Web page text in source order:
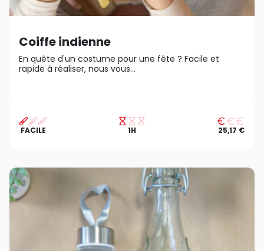
Coiffe indienne
En quête d'un costume pour une fête ? Facile et
rapide à réaliser, nous vous...
FACILE 1H 25,17 €